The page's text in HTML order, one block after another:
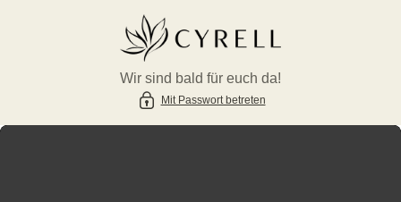
Wir sind bald für euch da!
Mit Passwort betreten